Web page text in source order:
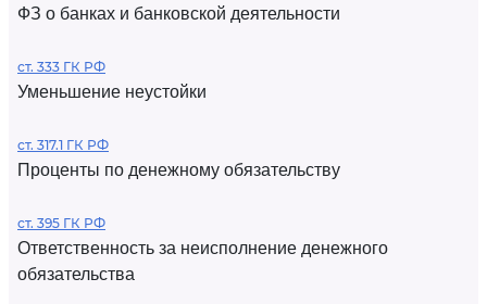
ФЗ о банках и банковской деятельности
ст. 333 ГК РФ
Уменьшение неустойки
ст. 317.1 ГК РФ
Проценты по денежному обязательству
ст. 395 ГК РФ
Ответственность за неисполнение денежного
обязательства